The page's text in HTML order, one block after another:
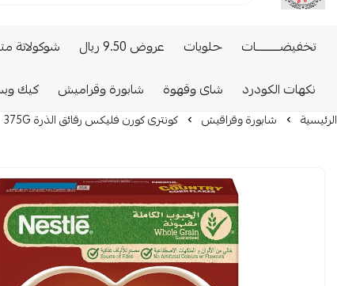
تخفيضــــــــــات حلويات عروض 9.50 ريال شوكولاتة
نكهات الكودرد
شاى وقهوة شابورة وقراميش كيك
الرئيسية شابورة وقراقيش كونترى كورن فليكس رقائق الذرة 375G